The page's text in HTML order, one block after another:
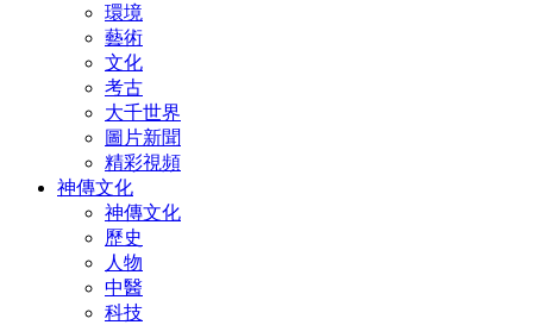
環境
藝術
文化
考古
大千世界
圖片新聞
精彩視頻
神傳文化
神傳文化
歷史
人物
中醫
科技